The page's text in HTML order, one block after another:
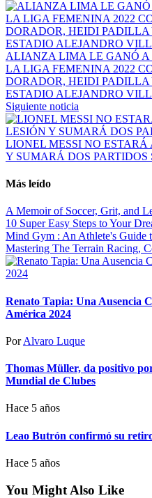
ALIANZA LIMA LE GANÓ A
LA LIGA FEMENINA 2022
DORADOR, HEIDI
ESTADIO ALEJANDRO
Siguiente noticia
LIONEL MESSI NO
Y SUMARÁ DOS PARTIDOS
Más leído
A Memoir of Soccer, Grit, and
10 Super Easy Steps to Your
Mind Gym : An Athlete's Guide
Mastering The Terrain Racing,
Renato Tapia: Una Ausencia
América 2024
Por Alvaro Luque
Thomas Müller, da positivo
Mundial de Clubes
Hace 5 años
Leao Butrón confirmó su
Hace 5 años
You Might Also Like